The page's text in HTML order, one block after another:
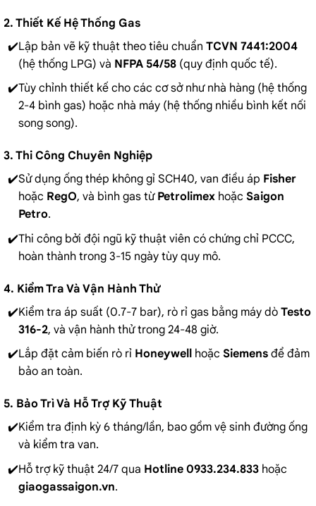
2. Thiết Kế Hệ Thống Gas
Lập bản vẽ kỹ thuật theo tiêu chuẩn TCVN 7441:2004
(hệ thống LPG) và NFPA 54/58(quy định quốc tế).
Tùy chỉnh thiết kế cho các cơ sở như nhà hàng (hệ thống
2-4 bình gas) hoặc nhà máy (hệ thống nhiều bình kết nối
song song).
3. Thi Công Chuyên Nghiệp
Sử dụng ống thép không gỉ SCH40, van điều áp Fisher
hoặc RegO, và bình gas từ Petrolimexhoặc Saigon
Petro.
Thi công bởi đội ngũ kỹ thuật viên có chứng chỉ PCCC,
hoàn thành trong 3-15 ngày tùy quy mô.
4. Kiểm Tra Và Vận Hành Thử
Kiểm tra áp suất (0.7-7 bar), rò rỉ gas bằng máy dò Testo
316-2, và vận hành thử trong 24-48 giờ.
Lắp đặt cảm biến rò rỉ Honeywellhoặc Siemensđể đảm
bảo an toàn.
5. Bảo Trì Và Hỗ Trợ Kỹ Thuật
Kiểm tra định kỳ 6 tháng/lần, bao gồm vệ sinh đường ống
và kiểm tra van.
Hỗ trợ kỹ thuật 24/7 qua Hotline 0933.234.833hoặc
giaogassaigon.vn.